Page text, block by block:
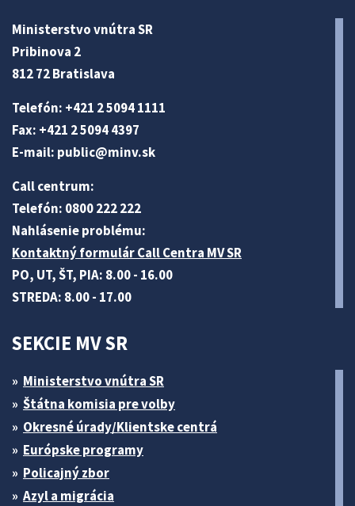
Ministerstvo vnútra SR
Pribinova 2
812 72 Bratislava
Telefón: +421 2 5094 1111
Fax: +421 2 5094 4397
E-mail: public@minv.sk
Call centrum:
Telefón: 0800 222 222
Nahlásenie problému:
Kontaktný formulár Call Centra MV SR
PO, UT, ŠT, PIA: 8.00 - 16.00
STREDA: 8.00 - 17.00
SEKCIE MV SR
Ministerstvo vnútra SR
Štátna komisia pre volby
Okresné úrady/Klientske centrá
Európske programy
Policajný zbor
Azyl a migrácia